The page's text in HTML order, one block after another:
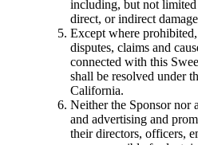
including, but not
direct, or indirect
Except where
disputes, claims and
connected with this
shall be resolved under
California.
Neither the Sponsor nor
and advertising and
their directors, officers,